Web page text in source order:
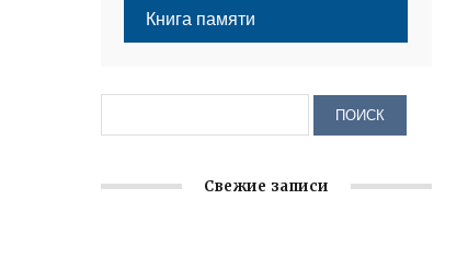
Книга памяти
Свежие записи